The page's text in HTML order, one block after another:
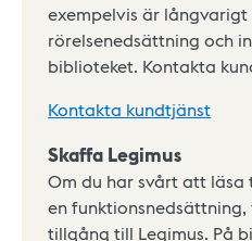
exempelvis är långvarigt
rörelsenedsättning och
biblioteket. Kontakta
Kontakta kundtjänst
Skaffa Legimus
Om du har svårt att
en
tillgång till Legimus. På